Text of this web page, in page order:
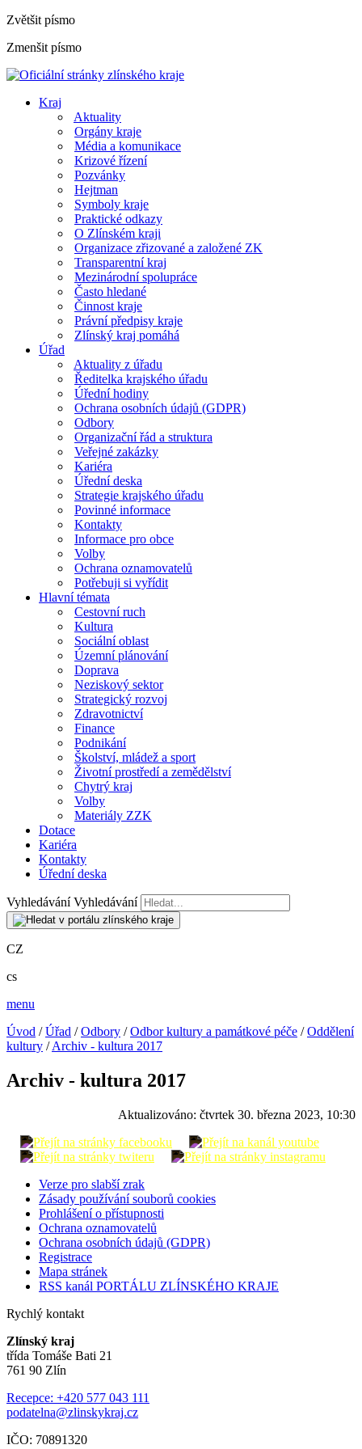
Zvětšit písmo
Zmenšit písmo
Kraj
Aktuality
Orgány kraje
Média a komunikace
Krizové řízení
Pozvánky
Hejtman
Symboly kraje
Praktické odkazy
O Zlínském kraji
Organizace zřizované a založené ZK
Transparentní kraj
Mezinárodní spolupráce
Často hledané
Činnost kraje
Právní předpisy kraje
Zlínský kraj pomáhá
Úřad
Aktuality z úřadu
Ředitelka krajského úřadu
Úřední hodiny
Ochrana osobních údajů (GDPR)
Odbory
Organizační řád a struktura
Veřejné zakázky
Kariéra
Úřední deska
Strategie krajského úřadu
Povinné informace
Kontakty
Informace pro obce
Volby
Ochrana oznamovatelů
Potřebuji si vyřídit
Hlavní témata
Cestovní ruch
Kultura
Sociální oblast
Územní plánování
Doprava
Neziskový sektor
Strategický rozvoj
Zdravotnictví
Finance
Podnikání
Školství, mládež a sport
Životní prostředí a zemědělství
Chytrý kraj
Volby
Materiály ZZK
Dotace
Kariéra
Kontakty
Úřední deska
Vyhledávání Vyhledávání
CZ
cs
menu
Úvod /Úřad /Odbory /Odbor kultury a památkové péče /Oddělení
kultury /Archiv - kultura 2017
Archiv - kultura 2017
Aktualizováno: čtvrtek 30. března 2023, 10:30
Verze pro slabší zrak
Zásady používání souborů cookies
Prohlášení o přístupnosti
Ochrana oznamovatelů
Ochrana osobních údajů (GDPR)
Registrace
Mapa stránek
RSS kanál PORTÁLU ZLÍNSKÉHO KRAJE
Rychlý kontakt
Zlínský kraj
třída Tomáše Bati 21
761 90 Zlín
Recepce: +420 577 043 111
podatelna@zlinskykraj.cz
IČO: 70891320